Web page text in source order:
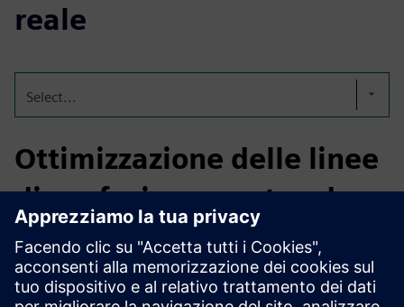
reale
Select...
Ottimizzazione delle linee
di confezionamento ad
alta velocità
Simula e ottimizza le linee di confezionamento alimentare